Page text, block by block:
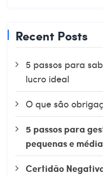
Recent Posts
5 passos para
lucro ideal
O que são
5 passos para
pequenas e
Certidão